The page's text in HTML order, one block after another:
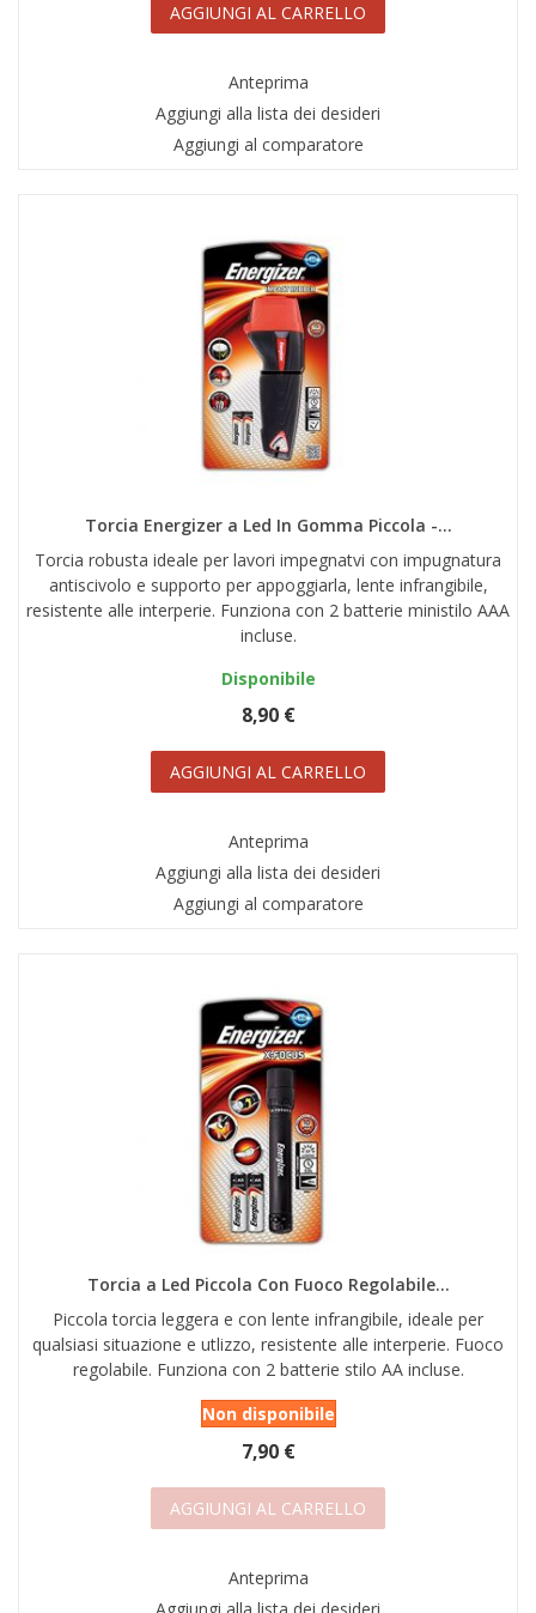
AGGIUNGI AL CARRELLO
Anteprima
Aggiungi alla lista dei desideri
Aggiungi al comparatore
Torcia Energizer a Led In Gomma Piccola -...
Torcia robusta ideale per lavori impegnatvi con impugnatura
antiscivolo e supporto per appoggiarla, lente infrangibile,
resistente alle interperie. Funziona con 2 batterie ministilo AAA
incluse.
Disponibile
8,90 €
AGGIUNGI AL CARRELLO
Anteprima
Aggiungi alla lista dei desideri
Aggiungi al comparatore
Torcia a Led Piccola Con Fuoco Regolabile...
Piccola torcia leggera e con lente infrangibile, ideale per
qualsiasi situazione e utlizzo, resistente alle interperie. Fuoco
regolabile. Funziona con 2 batterie stilo AA incluse.
Non disponibile
7,90 €
AGGIUNGI AL CARRELLO
Anteprima